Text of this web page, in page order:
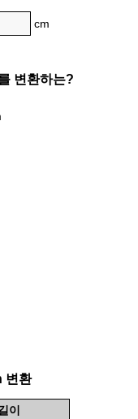
cm
변환하는?
변환
이